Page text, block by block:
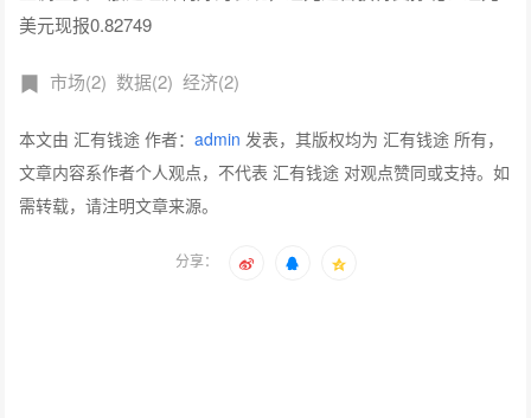
美元现报0.82749
市场(2) 数据(2) 经济(2)
本文由 汇有钱途 作者：admin 发表，其版权均为 汇有钱途 所有，
文章内容系作者个人观点，不代表 汇有钱途 对观点赞同或支持。如
需转载，请注明文章来源。
分享：